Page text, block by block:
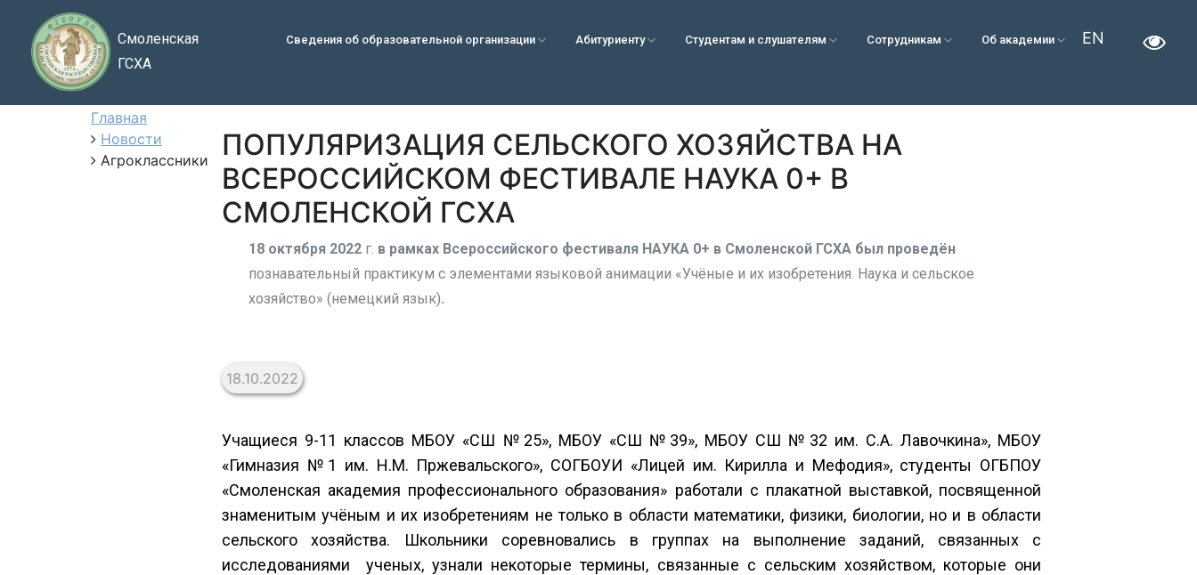
Смоленская
ГСХА
Сведения об образовательной организации Абитуриенту Студентам и слушателям Сотрудникам Об академии EN
Главная
Новости
Агроклассники
ПОПУЛЯРИЗАЦИЯ СЕЛЬСКОГО ХОЗЯЙСТВА НА
ВСЕРОССИЙСКОМ ФЕСТИВАЛЕ НАУКА 0+ В
СМОЛЕНСКОЙ ГСХА
18 октября 2022 г. в рамках Всероссийского фестиваля НАУКА 0+ в Смоленской ГСХА был проведён
познавательный практикум с элементами языковой анимации «Учёные и их изобретения. Наука и сельское
хозяйство» (немецкий язык).
18.10.2022
Учащиеся 9-11 классов МБОУ «СШ №25», МБОУ «СШ №39», МБОУ СШ №32 им. С.А. Лавочкина», МБОУ
«Гимназия №1 им. Н.М. Пржевальского», СОГБОУИ «Лицей им. Кирилла и Мефодия», студенты ОГБПОУ
«Смоленская академия профессионального образования» работали с плакатной выставкой, посвященной
знаменитым учёным и их изобретениям не только в области математики, физики, биологии, но и в области
сельского хозяйства. Школьники соревновались в группах на выполнение заданий, связанных с
исследованиями ученых, узнали некоторые термины, связанные с сельским хозяйством, которые они